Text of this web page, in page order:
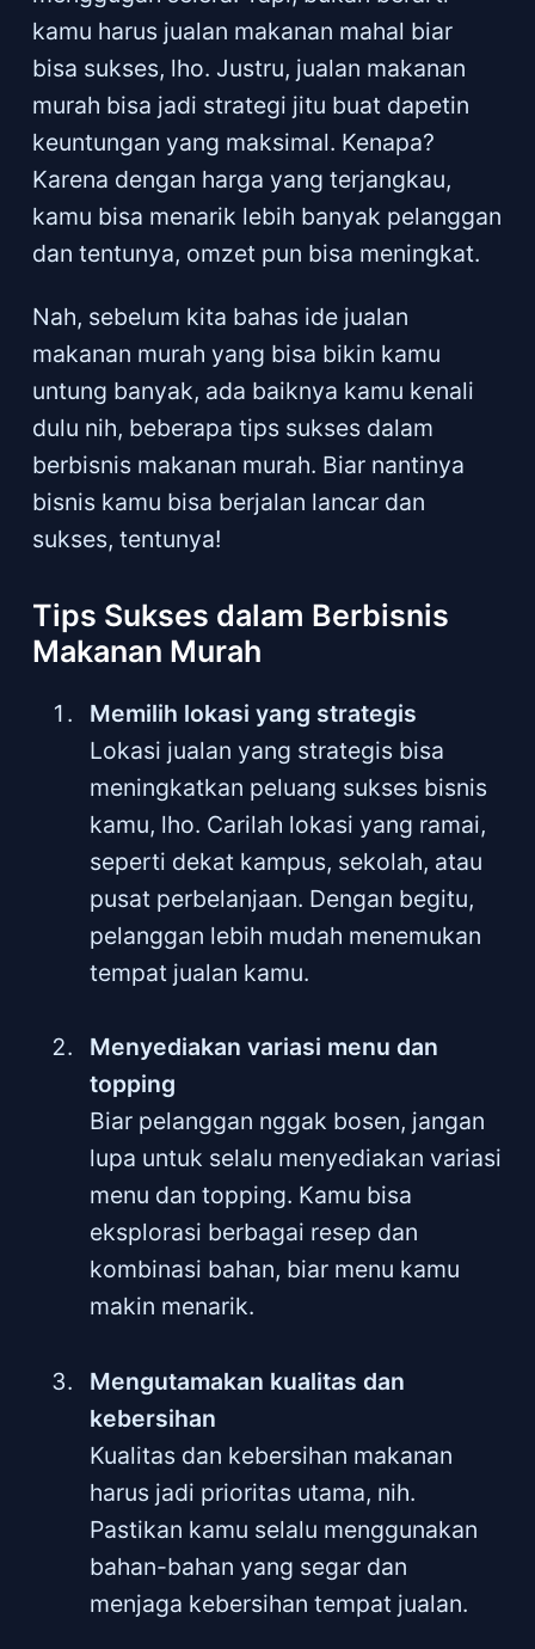
kamu harus jualan makanan mahal biar
bisa sukses, lho. Justru, jualan makanan
murah bisa jadi strategi jitu buat dapetin
keuntungan yang maksimal. Kenapa?
Karena dengan harga yang terjangkau,
kamu bisa menarik lebih banyak pelanggan
dan tentunya, omzet pun bisa meningkat.
Nah, sebelum kita bahas ide jualan
makanan murah yang bisa bikin kamu
untung banyak, ada baiknya kamu kenali
dulu nih, beberapa tips sukses dalam
berbisnis makanan murah. Biar nantinya
bisnis kamu bisa berjalan lancar dan
sukses, tentunya!
Tips Sukses dalam Berbisnis
Makanan Murah
Memilih lokasi yang strategis
Lokasi jualan yang strategis bisa
meningkatkan peluang sukses bisnis
kamu, lho. Carilah lokasi yang ramai,
seperti dekat kampus, sekolah, atau
pusat perbelanjaan. Dengan begitu,
pelanggan lebih mudah menemukan
tempat jualan kamu.
Menyediakan variasi menu dan
topping
Biar pelanggan nggak bosen, jangan
lupa untuk selalu menyediakan variasi
menu dan topping. Kamu bisa
eksplorasi berbagai resep dan
kombinasi bahan, biar menu kamu
makin menarik.
Mengutamakan kualitas dan
kebersihan
Kualitas dan kebersihan makanan
harus jadi prioritas utama, nih.
Pastikan kamu selalu menggunakan
bahan-bahan yang segar dan
menjaga kebersihan tempat jualan.